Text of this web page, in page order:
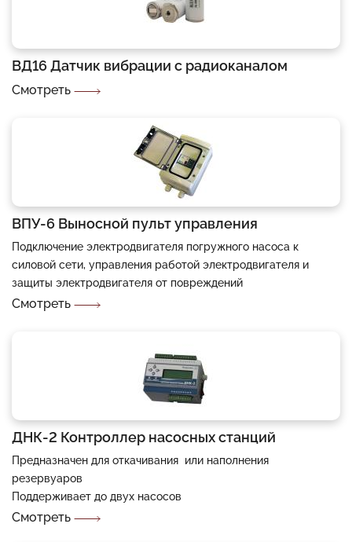
ВД16 Датчик вибрации с радиоканалом
Смотреть
ВПУ-6 Выносной пульт управления
Подключение электродвигателя погружного насоса к
силовой сети, управления работой электродвигателя и
защиты электродвигателя от повреждений
Смотреть
ДНК-2 Контроллер насосных станций
Предназначен для откачивания или наполнения
резервуаров
Поддерживает до двух насосов
Смотреть